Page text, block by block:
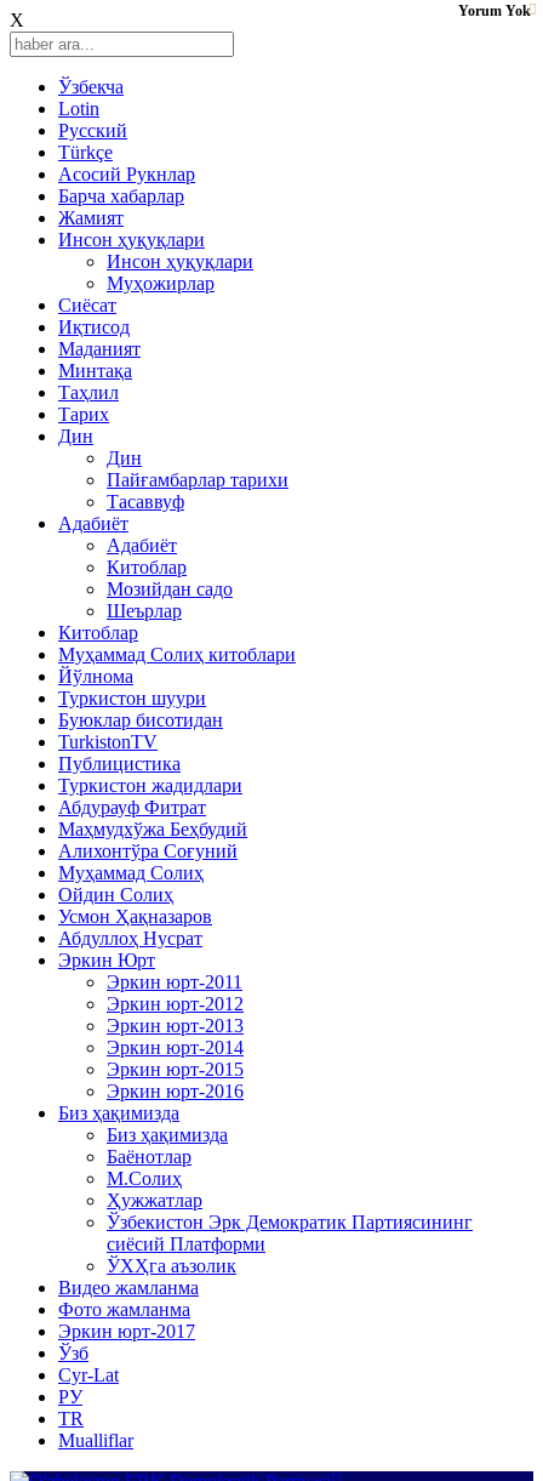
X
Ўзбекча
Lotin
Русский
Türkçe
Асосий Рукнлар
Барча хабарлар
Жамият
Инсон ҳуқуқлари
Инсон ҳуқуқлари
Муҳожирлар
Сиёсат
Иқтисод
Mаданият
Минтақа
Таҳлил
Тарих
Дин
Дин
Пайғамбарлар тарихи
Тасаввуф
Адабиёт
Адабиёт
Китоблар
Мозийдан садо
Шеърлар
Китоблар
Муҳаммад Солиҳ китоблари
Йўлнома
Туркистон шуури
Буюклар бисотидан
TurkistonTV
Публицистика
Туркистон жадидлари
Абдурауф Фитрат
Маҳмудхўжа Беҳбудий
Алихонтўра Соғуний
Муҳаммад Солиҳ
Ойдин Солиҳ
Усмон Ҳақназаров
Абдуллоҳ Нусрат
Эркин Юрт
Эркин юрт-2011
Эркин юрт-2012
Эркин юрт-2013
Эркин юрт-2014
Эркин юрт-2015
Эркин юрт-2016
Биз ҳақимизда
Биз ҳақимизда
Баёнотлар
М.Солиҳ
Ҳужжатлар
Ўзбекистон Эрк Демократик Партиясининг
сиёсий Платформи
ЎХҲга аъзолик
Видео жамланма
Фото жамланма
Эркин юрт-2017
Ўзб
Cyr-Lat
РУ
TR
Mualliflar
Yorum Yok